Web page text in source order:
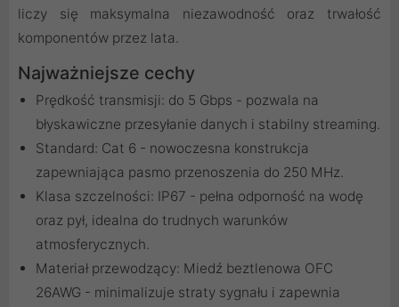
liczy się maksymalna niezawodność oraz trwałość
komponentów przez lata.
Najważniejsze cechy
Prędkość transmisji: do 5 Gbps - pozwala na
błyskawiczne przesyłanie danych i stabilny streaming.
Standard: Cat 6 - nowoczesna konstrukcja
zapewniająca pasmo przenoszenia do 250 MHz.
Klasa szczelności: IP67 - pełna odporność na wodę
oraz pył, idealna do trudnych warunków
atmosferycznych.
Materiał przewodzący: Miedź beztlenowa OFC
26AWG - minimalizuje straty sygnału i zapewnia